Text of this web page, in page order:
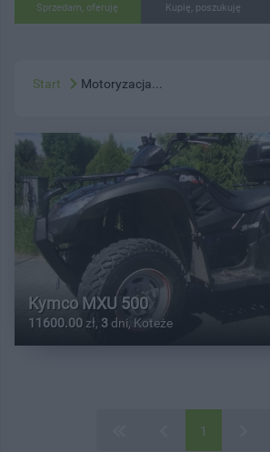
Sprzedam, oferuję Kupię, poszukuję
Start Motoryzacja...
Kymco MXU 500
11600.00 zł, 3 dni, Koteże
1